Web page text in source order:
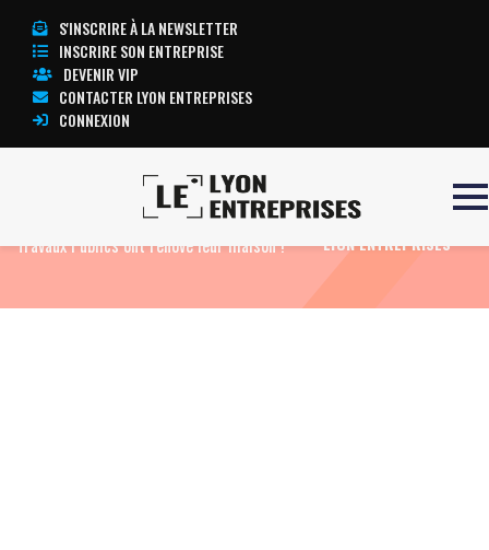
S'INSCRIRE À LA NEWSLETTER
INSCRIRE SON ENTREPRISE
DEVENIR VIP
CONTACTER LYON ENTREPRISES
CONNEXION
Le Bâtiment et les
Travaux Publics ont rénové leur maison !
TOUTE L’ACTUALITÉ
LYON ENTREPRISES